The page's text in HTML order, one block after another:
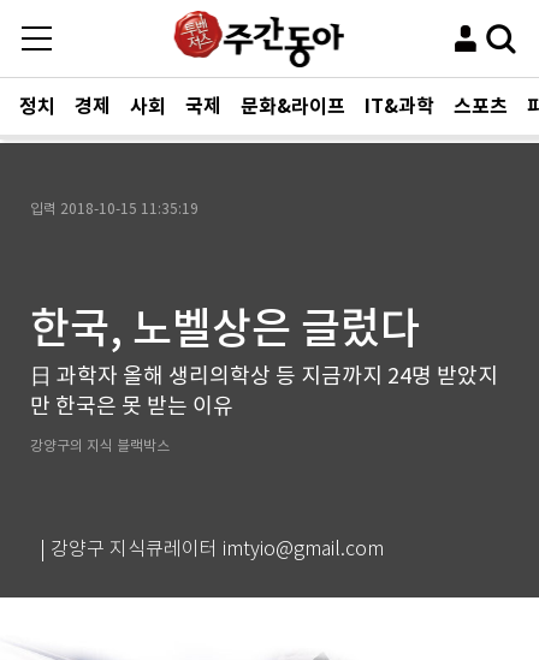
정치 경제 사회 국제 문화&라이프 IT&과학 스포츠
입력 2018-10-15 11:35:19
한국, 노벨상은 글렀다
日 과학자 올해 생리의학상 등 지금까지 24명 받았지
만 한국은 못 받는 이유
강양구의 지식 블랙박스
| 강양구 지식큐레이터 imtyio@gmail.com